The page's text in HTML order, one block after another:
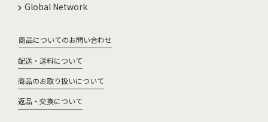
Global Network
商品についてのお問い合わせ
配送・送料について
商品のお取り扱いについて
返品・交換について